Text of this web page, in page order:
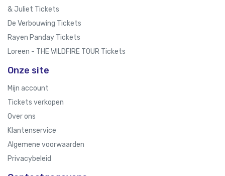
& Juliet Tickets
De Verbouwing Tickets
Rayen Panday Tickets
Loreen - THE WILDFIRE TOUR Tickets
Onze site
Mijn account
Tickets verkopen
Over ons
Klantenservice
Algemene voorwaarden
Privacybeleid